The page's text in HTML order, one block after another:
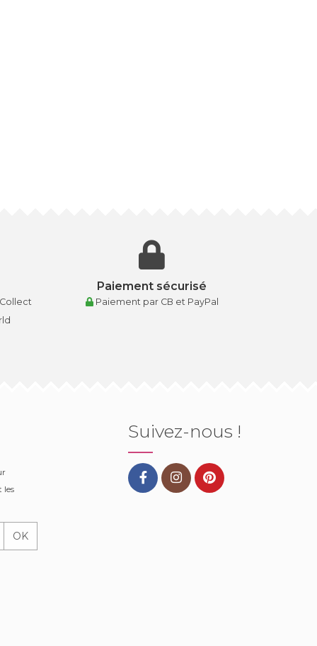
Paiement sécurisé
Paiement par CB et PayPal
les
OK
Suivez-nous !